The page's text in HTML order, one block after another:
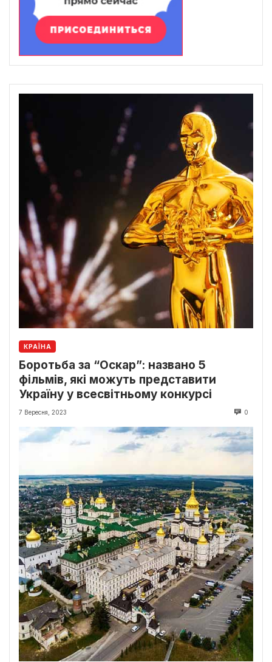
КРАЇНА
Боротьба за “Оскар”: названо 5
фільмів, які можуть представити
Україну у всесвітньому конкурсі
7 Вересня, 2023 0